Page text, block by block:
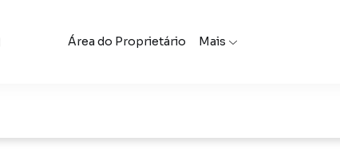
Área do Proprietário Mais